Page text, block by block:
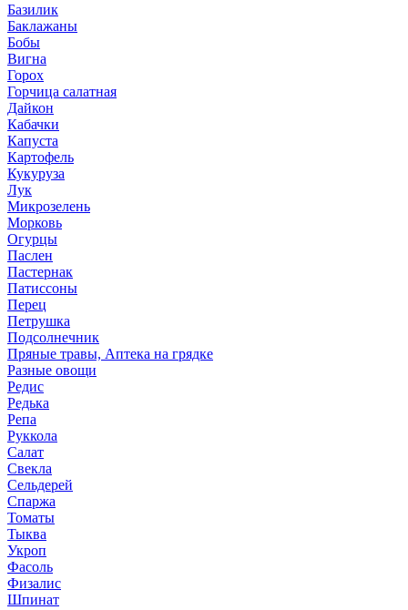
Базилик
Баклажаны
Бобы
Вигна
Горох
Горчица салатная
Дайкон
Кабачки
Капуста
Картофель
Кукуруза
Лук
Микрозелень
Морковь
Огурцы
Паслен
Пастернак
Патиссоны
Перец
Петрушка
Подсолнечник
Пряные травы, Аптека на грядке
Разные овощи
Редис
Редька
Репа
Руккола
Салат
Свекла
Сельдерей
Спаржа
Томаты
Тыква
Укроп
Фасоль
Физалис
Шпинат